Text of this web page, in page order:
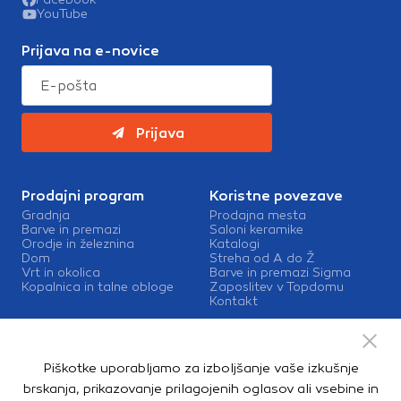
YouTube
Prijava na e-novice
Prijava
Prodajni program
Gradnja
Barve in premazi
Orodje in železnina
Dom
Vrt in okolica
Kopalnica in talne obloge
Koristne povezave
Prodajna mesta
Saloni keramike
Katalogi
Streha od A do Ž
Barve in premazi Sigma
Zaposlitev v Topdomu
Kontakt
Mešalnice barv
Dostava
Piškotke uporabljamo za izboljšanje vaše izkušnje
brskanja, prikazovanje prilagojenih oglasov ali vsebine in